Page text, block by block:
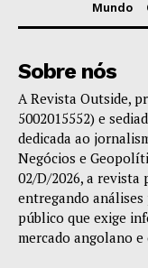
Mundo
Sobre nós
A Revista Outside,
5002015552) e
dedicada ao
Negócios e
02/D/2026, a revista
entregando
público que exige
mercado angolano